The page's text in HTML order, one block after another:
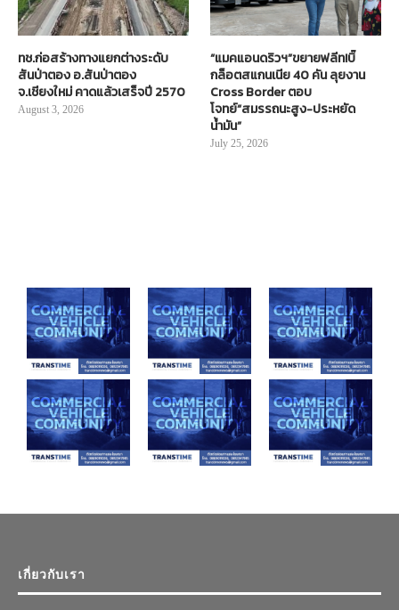
ทช.ก่อสร้างทางแยกต่างระดับ
สันป่าตอง อ.สันป่าตอง
จ.เชียงใหม่ คาดแล้วเสร็จปี 2570
August 3, 2026
“แมคแอนดริวฯ”ขยายฟลีท!บิ๊
กล็อตสแกนเนีย 40 คัน ลุยงาน
Cross Border ตอบ
โจทย์“สมรรถนะสูง-ประหยัด
น้ำมัน”
July 25, 2026
เกี่ยวกับเรา